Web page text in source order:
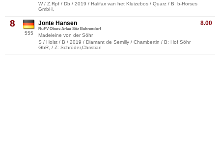
W / Z.Rpf / Db / 2019 / Halifax van het Kluizebos / Quarz / B: b-Horses
GmbH,
8
555
8.00
Jonte Hansen
RuFV Obere Arlau Sitz Behrendorf
Madeleine von der Söhr
S / Holst / B / 2019 / Diamant de Semilly / Chambertin / B: Hof Söhr
GbR, / Z: Schröder,Christian